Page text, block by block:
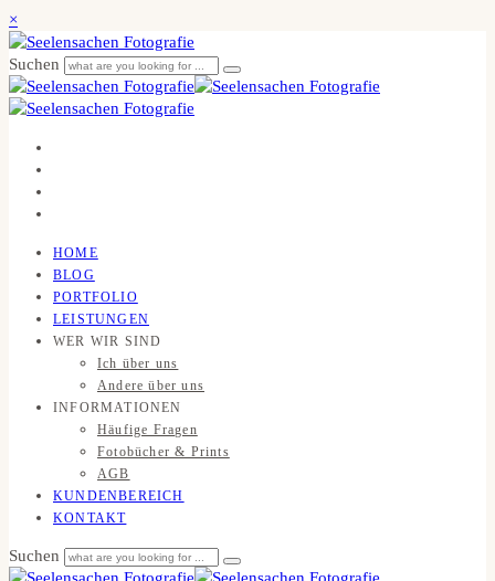
×
Suchen
HOME
BLOG
PORTFOLIO
LEISTUNGEN
WER WIR SIND
Ich über uns
Andere über uns
INFORMATIONEN
Häufige Fragen
Fotobücher & Prints
AGB
KUNDENBEREICH
KONTAKT
Suchen